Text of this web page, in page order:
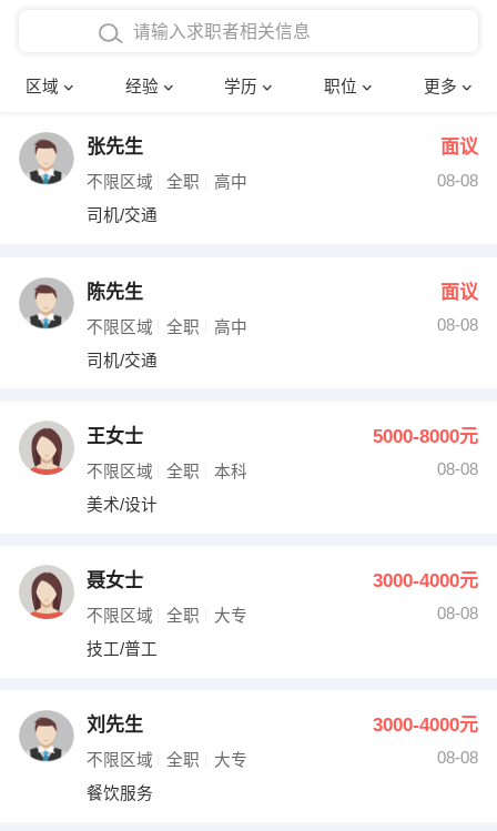
区域 经验 学历 职位 更多
在校学生工作经验
四年以上工作经验
五年以上工作经验
博士
文员
财务会计
网络IT
收银员
水电/机修
编辑 法律
其他职位
确定
张先生 面议
不限区域 全职 高中
08-08
司机/交通
陈先生 面议
不限区域 全职 高中
08-08
司机/交通
王女士 5000-8000元
不限区域 全职 本科
08-08
美术/设计
聂女士 3000-4000元
不限区域 全职 大专
08-08
技工/普工
刘先生 3000-4000元
不限区域 全职 大专
08-08
餐饮服务